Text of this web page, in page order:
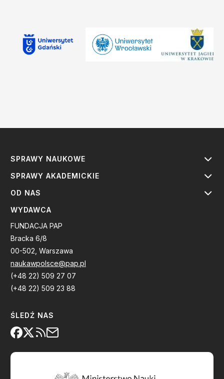
SPRAWY NAUKOWE
SPRAWY AKADEMICKIE
OD NAS
WYDAWCA
FUNDACJA PAP
Bracka 6/8
00-502, Warszawa
naukawpolsce@pap.pl
(+48 22) 509 27 07
(+48 22) 509 23 88
ŚLEDŹ NAS